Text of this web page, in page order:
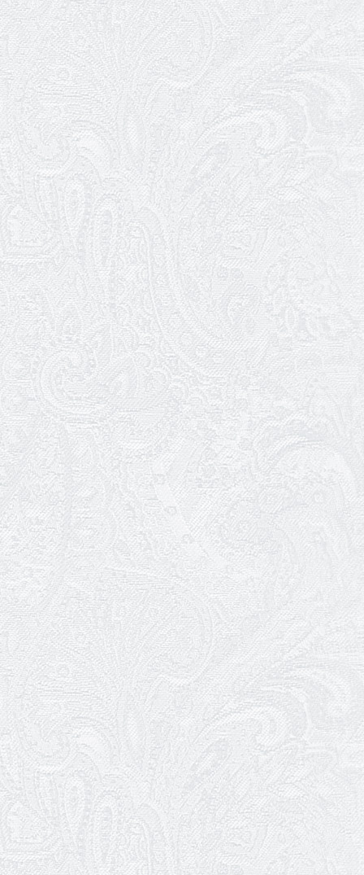
Конкурс на заміщення вакантних
посад
12.05.2026
Ювілей Світлани Коцюренко
10.05.2026
Онлайн-трансляція концерту «Хто
кого?»
09.05.2026
Ювілей Олександра Ланге
08.05.2026
Відновлення мюзиклу «Ханум»
06.05.2026
Вітаємо з прем'єрою у виставі «Два
кольори однієї долі» Катерину Мись!
26.04.2026
З першою прем'єрою 2026 року!
25.04.2026
Трудовий ювілей Ауріки Ахметової
24.04.2026
З прем'єрою вистави «Божевільна
родина»!
02.04.2026
Запрошуємо на прем'єру вистави
«Божевільна родина»
01.04.2026
Трудовий ювілей Олени Корольової
27.03.2026
З Всесвітнім днем театру!
26.03.2026
Божевільна родина — 24 та 26 квітня
25.03.2026
Нам — 79!
17.03.2026
Зелене світло твого дозвілля
11.03.2026